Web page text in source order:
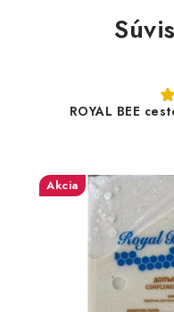
ROYAL BEE
Akcia